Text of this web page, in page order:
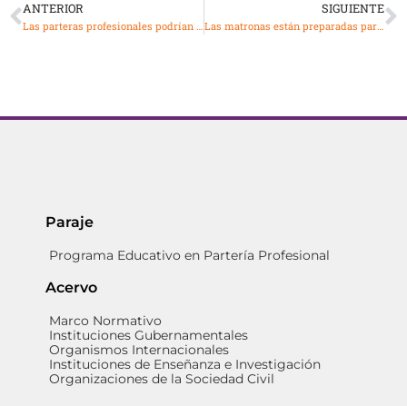
ANTERIOR
Las parteras profesionales podrían ser fuerte respaldo a la atención médica
SIGUIENTE
Las matronas están preparadas para proporcionar casi todos los servicios relacionados con el embarazo y el parto.
Paraje
Programa Educativo en Partería Profesional
Acervo
Marco Normativo
Instituciones Gubernamentales
Organismos Internacionales
Instituciones de Enseñanza e Investigación
Organizaciones de la Sociedad Civil